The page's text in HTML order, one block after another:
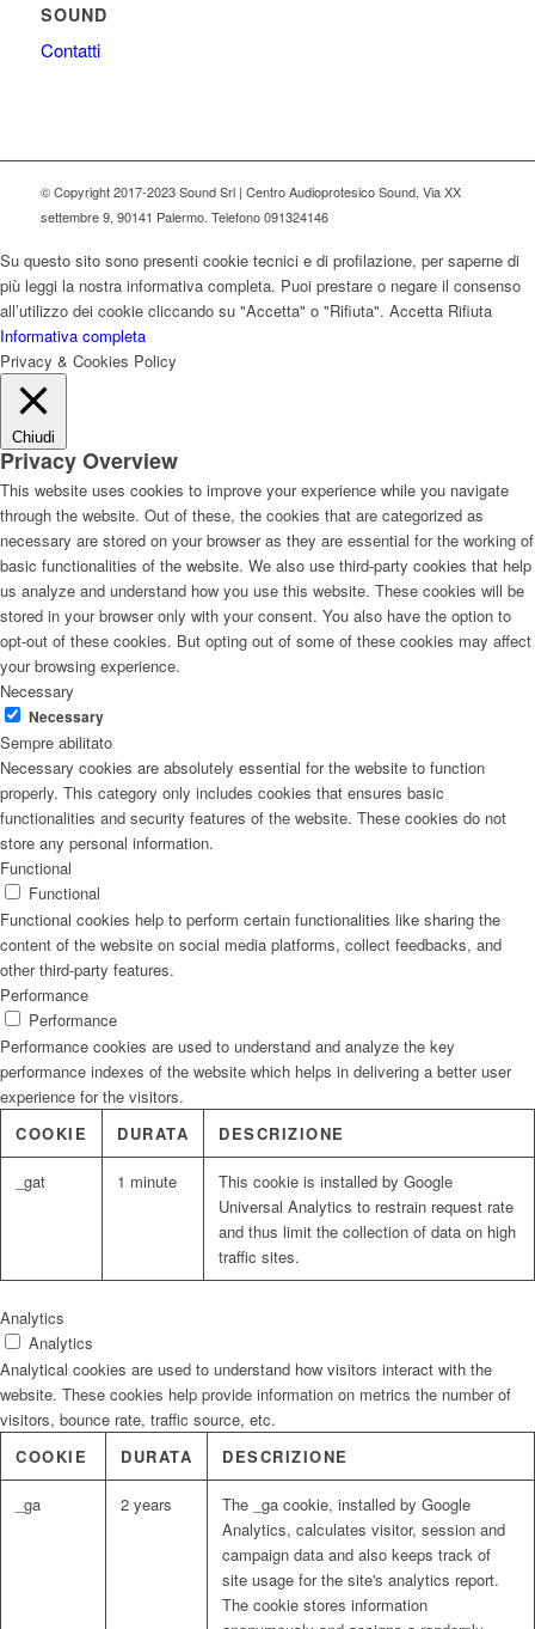
SOUND
Contatti
© Copyright 2017-2023 Sound Srl | Centro Audioprotesico Sound, Via XX
settembre 9, 90141 Palermo. Telefono 091324146
Su questo sito sono presenti cookie tecnici e di profilazione, per saperne di
più leggi la nostra informativa completa. Puoi prestare o negare il consenso
all’utilizzo dei cookie cliccando su "Accetta" o "Rifiuta". Accetta Rifiuta
Informativa completa
Privacy & Cookies Policy
Chiudi
Privacy Overview
This website uses cookies to improve your experience while you navigate
through the website. Out of these, the cookies that are categorized as
necessary are stored on your browser as they are essential for the working of
basic functionalities of the website. We also use third-party cookies that help
us analyze and understand how you use this website. These cookies will be
stored in your browser only with your consent. You also have the option to
opt-out of these cookies. But opting out of some of these cookies may affect
your browsing experience.
Necessary
Necessary
Sempre abilitato
Necessary cookies are absolutely essential for the website to function
properly. This category only includes cookies that ensures basic
functionalities and security features of the website. These cookies do not
store any personal information.
Functional
Functional
Functional cookies help to perform certain functionalities like sharing the
content of the website on social media platforms, collect feedbacks, and
other third-party features.
Performance
Performance
Performance cookies are used to understand and analyze the key
performance indexes of the website which helps in delivering a better user
experience for the visitors.
COOKIE
DURATA DESCRIZIONE
_gat 1 minute
This cookie is installed by Google
Universal Analytics to restrain request rate
and thus limit the collection of data on high
traffic sites.
Analytics
Analytics
Analytical cookies are used to understand how visitors interact with the
website. These cookies help provide information on metrics the number of
visitors, bounce rate, traffic source, etc.
COOKIE
DURATA DESCRIZIONE
_ga 2 years
The _ga cookie, installed by Google
Analytics, calculates visitor, session and
campaign data and also keeps track of
site usage for the site's analytics report.
The cookie stores information